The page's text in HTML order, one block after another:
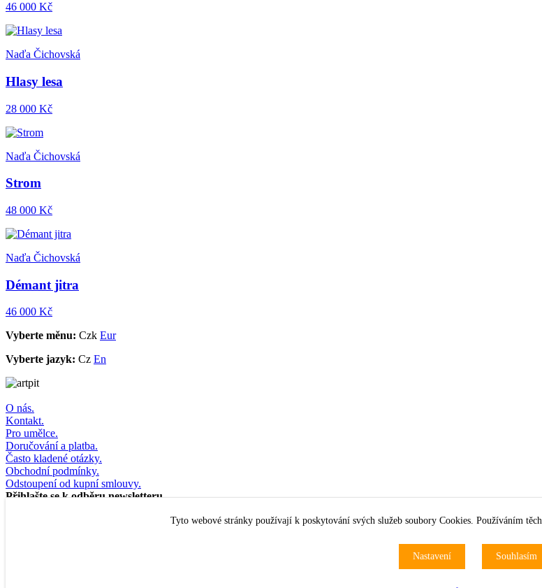
46 000 Kč
Naďa Čichovská
Hlasy lesa
28 000 Kč
Naďa Čichovská
Strom
48 000 Kč
Naďa Čichovská
Démant jitra
46 000 Kč
Vyberte měnu: Czk Eur
Vyberte jazyk: Cz En
O nás.
Kontakt.
Pro umělce.
Doručování a platba.
Často kladené otázky.
Obchodní podmínky.
Odstoupení od kupní smlouvy.
Přihlašte se k odběru newsletteru
Tyto webové stránky používají k poskytování svých služeb soubory Cookies. Používáním
Nastavení Souhlasím